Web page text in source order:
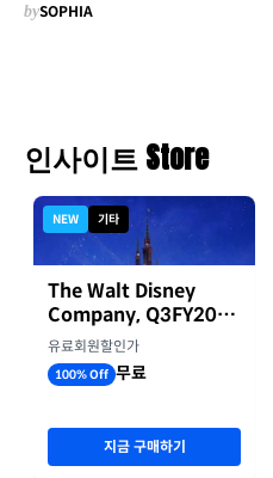
bySOPHIA
인사이트 Store
NEW 기타
The Walt Disney
Company, Q3FY2026
실적자료
유료회원할인가
100% Off 무료
지금 구매하기